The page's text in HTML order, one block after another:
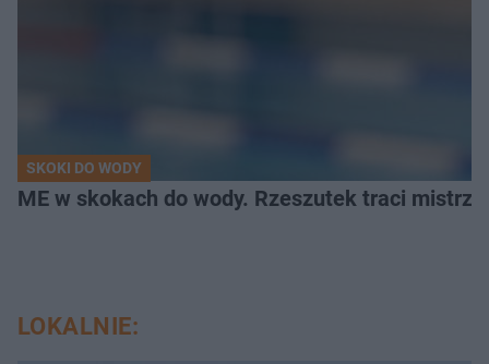
SKOKI DO WODY
ME w skokach do wody. Rzeszutek traci
LOKALNIE: